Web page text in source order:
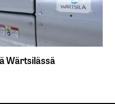
Wärtsilässä